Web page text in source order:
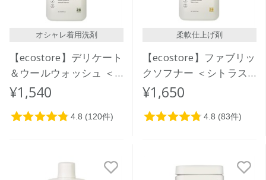
オシャレ着用洗剤
【ecostore】デリケート
＆ウールウォッシュ ＜
おしゃれ着用＞1L
¥1,540
柔軟仕上げ剤
【ecostore】ファブリッ
クソフナー ＜シトラス
＞ 1L
¥1,650